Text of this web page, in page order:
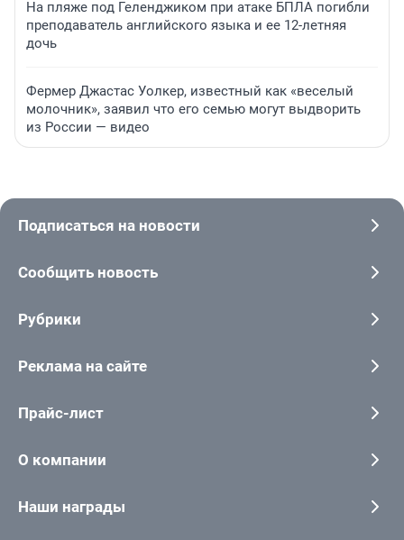
На пляже под Геленджиком при атаке БПЛА погибли
преподаватель английского языка и ее 12-летняя
дочь
Фермер Джастас Уолкер, известный как «веселый
молочник», заявил что его семью могут выдворить
из России — видео
Подписаться на новости
Сообщить новость
Рубрики
Реклама на сайте
Прайс-лист
О компании
Наши награды